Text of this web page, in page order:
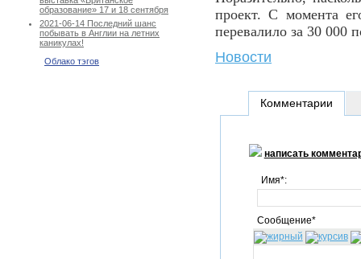
образование» 17 и 18 сентября
2021-06-14 Последний шанс
побывать в Англии на летних
каникулах!
Облако тэгов
проект. С момента
перевалило за 30 000
Новости
Комментарии
написать
Имя*:
Сообщение*